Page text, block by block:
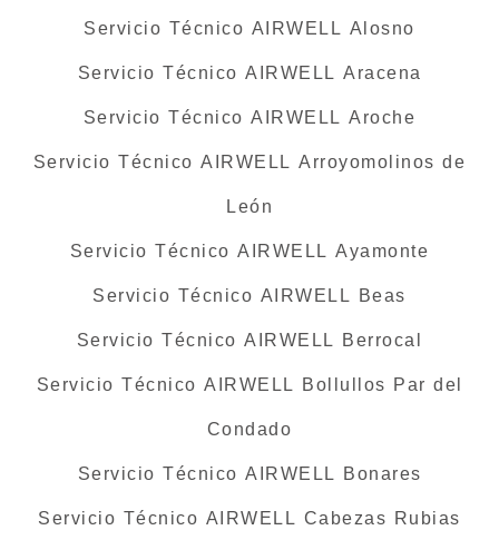
Servicio Técnico AIRWELL Alosno
Servicio Técnico AIRWELL Aracena
Servicio Técnico AIRWELL Aroche
Servicio Técnico AIRWELL Arroyomolinos de
León
Servicio Técnico AIRWELL Ayamonte
Servicio Técnico AIRWELL Beas
Servicio Técnico AIRWELL Berrocal
Servicio Técnico AIRWELL Bollullos Par del
Condado
Servicio Técnico AIRWELL Bonares
Servicio Técnico AIRWELL Cabezas Rubias